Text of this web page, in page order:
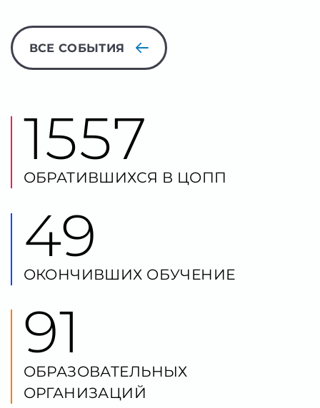
1557
49
ОКОНЧИВШИХ ОБУЧЕНИЕ
91
ОБРАЗОВАТЕЛЬНЫХ
38
ОБРАЗОВАТЕЛЬНЫХ ПРОГРАММ